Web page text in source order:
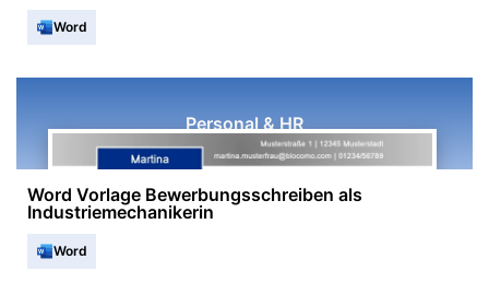
Word
Personal & HR
Word Vorlage Bewerbungsschreiben als
Industriemechanikerin
Word